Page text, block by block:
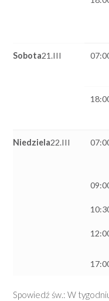
Sobota21.III
Niedziela22.III
Spowiedź św.: W